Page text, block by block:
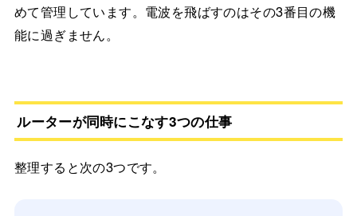
めて管理しています。電波を飛ばすのはその3番目の機
能に過ぎません。
ルーターが同時にこなす3つの仕事
整理すると次の3つです。